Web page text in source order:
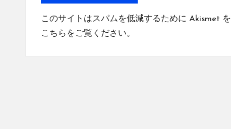
このサイトはスパムを低減するために Akismet を
こちらをご覧ください。